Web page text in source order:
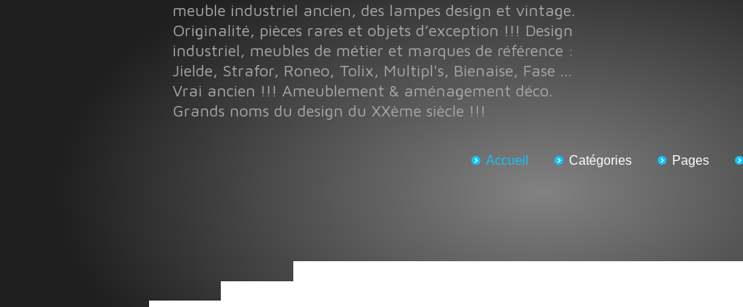
meuble industriel ancien, des lampes design et vintage.
Originalité, pièces rares et objets d’exception !!! Design
industriel, meubles de métier et marques de référence :
Jielde, Strafor, Roneo, Tolix, Multipl's, Bienaise, Fase ...
Vrai ancien !!! Ameublement & aménagement déco.
Grands noms du design du XXème siècle !!!
Accueil Catégories Pages